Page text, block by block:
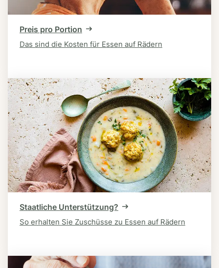
Preis pro Portion
Das sind die Kosten für Essen auf Rädern
Staatliche Unterstützung?
So erhalten Sie Zuschüsse zu Essen auf Rädern